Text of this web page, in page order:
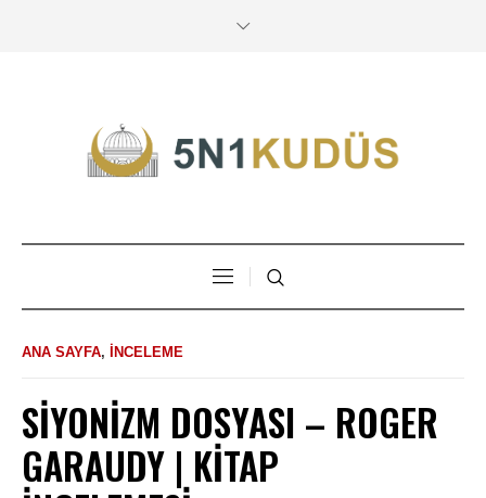
ANA SAYFA, İNCELEME
SIYONIZM DOSYASI – ROGER
GARAUDY | KITAP